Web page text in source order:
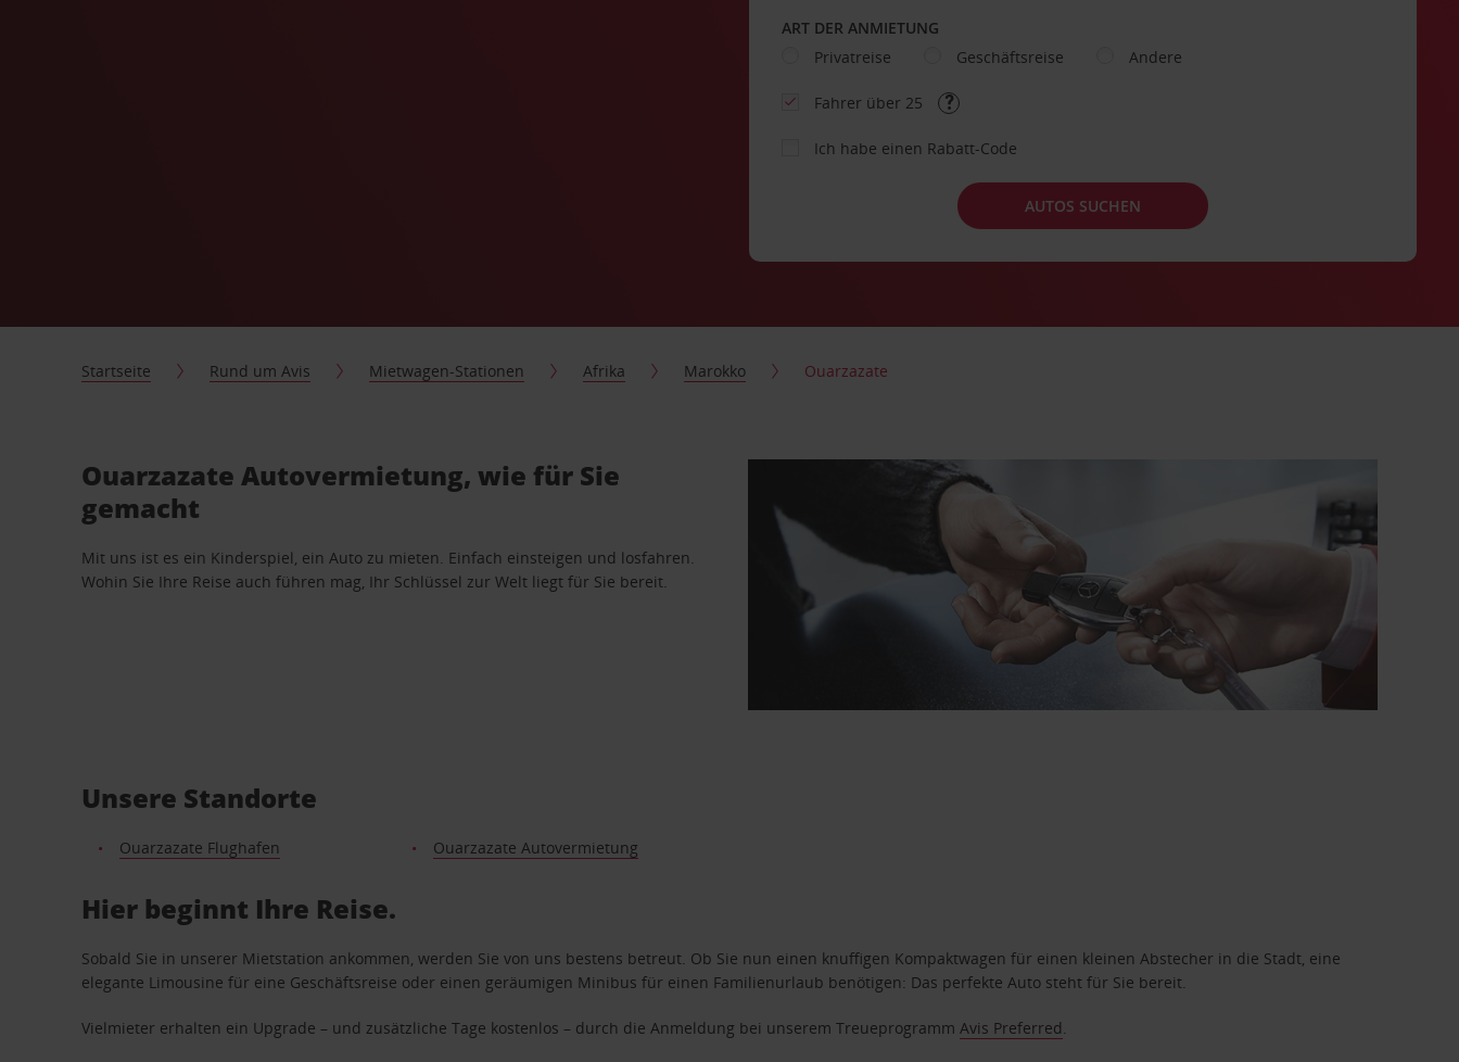
ART DER ANMIETUNG
Privatreise
Geschäftsreise Andere
Fahrer über 25
Ich habe einen Rabatt-Code
AUTOS SUCHEN
Startseite Rund um Avis Mietwagen-Stationen Afrika Marokko Ouarzazate
Ouarzazate Autovermietung, wie für Sie
gemacht
Mit uns ist es ein Kinderspiel, ein Auto zu mieten. Einfach einsteigen und losfahren.
Wohin Sie Ihre Reise auch führen mag, Ihr Schlüssel zur Welt liegt für Sie bereit.
Unsere Standorte
Ouarzazate Flughafen Ouarzazate Autovermietung
Hier beginnt Ihre Reise.
Sobald Sie in unserer Mietstation ankommen, werden Sie von uns bestens betreut. Ob Sie nun einen knuffigen Kompaktwagen für einen kleinen Abstecher in die Stadt, eine
elegante Limousine für eine Geschäftsreise oder einen geräumigen Minibus für einen Familienurlaub benötigen: Das perfekte Auto steht für Sie bereit.
Vielmieter erhalten ein Upgrade – und zusätzliche Tage kostenlos – durch die Anmeldung bei unserem TreueprogrammAvis Preferred.